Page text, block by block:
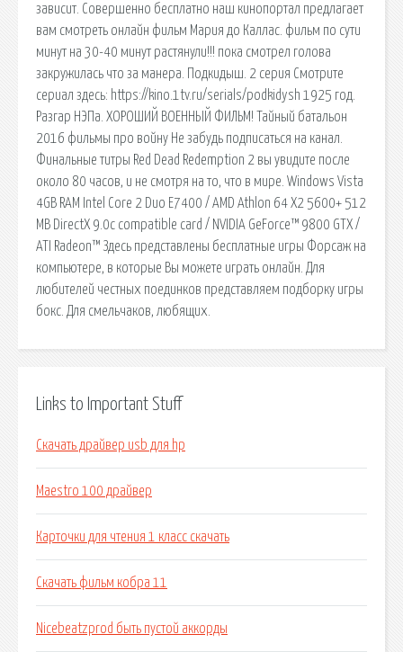
зависит. Совершенно бесплатно наш кинопортал предлагает
вам смотреть онлайн фильм Мария до Каллас. фильм по сути
минут на 30-40 минут растянули!!! пока смотрел голова
закружилась что за манера. Подкидыш. 2 серия Смотрите
сериал здесь: https://kino.1tv.ru/serials/podkidysh 1925 год.
Разгар НЭПа. ХОРОШИЙ ВОЕННЫЙ ФИЛЬМ! Тайный батальон
2016 фильмы про войну Не забудь подписаться на канал.
Финальные титры Red Dead Redemption 2 вы увидите после
около 80 часов, и не смотря на то, что в мире. Windows Vista
4GB RAM Intel Core 2 Duo E7400 / AMD Athlon 64 X2 5600+ 512
MB DirectX 9.0c compatible card / NVIDIA GeForce™ 9800 GTX /
ATI Radeon™ Здесь представлены бесплатные игры Форсаж на
компьютере, в которые Вы можете играть онлайн. Для
любителей честных поединков представляем подборку игры
бокс. Для смельчаков, любящих.
Links to Important Stuff
Скачать драйвер usb для hp
Maestro 100 драйвер
Карточки для чтения 1 класс скачать
Скачать фильм кобра 11
Nicebeatzprod быть пустой аккорды